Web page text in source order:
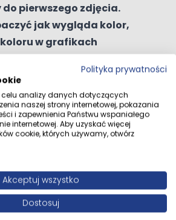
do pierwszego zdjęcia.
jak wygląda kolor,
koloru w grafikach
polimerowa
elastyczna struktura
gotowa do użycia
UV oraz warunki atmosferyczne
biologiczną
Polityka prywatności
celu analizy danych dotyczących
naszej strony internetowej, pokazania
i zapewnienia Państwu wspaniałego
internetowej. Aby uzyskać więcej
cookie, których używamy, otwórz
Akceptuj wszystko
Dostosuj